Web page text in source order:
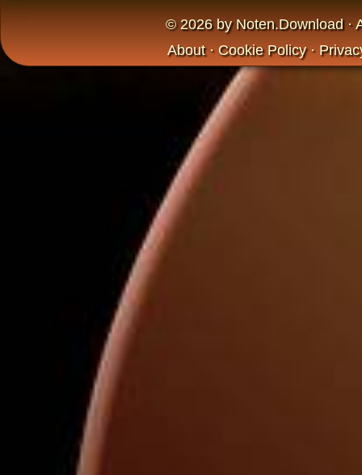
© 2026 byNoten.Download·
About· Cookie Policy·